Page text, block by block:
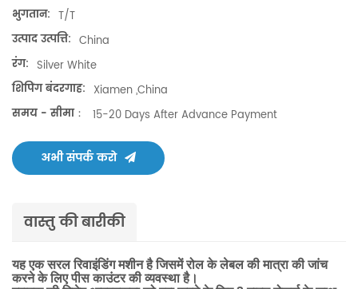
भुगतान: T/T
उत्पाद उत्पत्ति: China
रंग: Silver White
शिपिंग बंदरगाह: Xiamen ,China
समय - सीमा：
15-20 Days After Advance Payment
अभी संपर्क करो
वास्तु की बारीकी
यह एक सरल रिवाइंडिंग मशीन है जिसमें रोल के लेबल की मात्रा की जांच
करने के लिए पीस काउंटर की व्यवस्था है।